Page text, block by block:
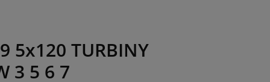
5x120 TURBINY
3 5 6 7